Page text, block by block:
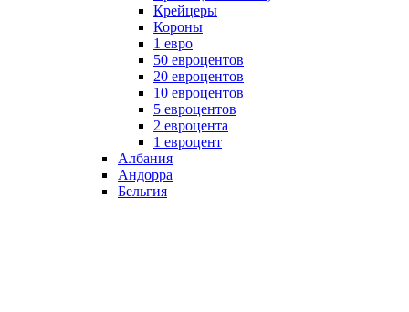
Крейцеры
Короны
1 евро
50 евроцентов
20 евроцентов
10 евроцентов
5 евроцентов
2 евроцента
1 евроцент
Албания
Андорра
Бельгия